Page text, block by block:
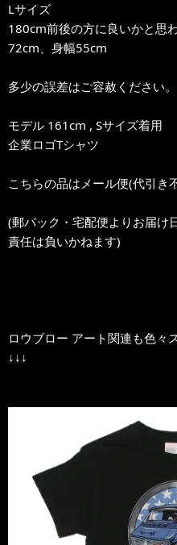
Lサイズ
180cm前後の方に良いかと思
72cm、身幅55cm
多少の誤差はご容赦ください。
モデル 161cm , Sサイズ着用
企業ロゴTシャツ
こちらの品はメール便(代引き
(郵パック・宅配便よりお届け
責任は負いかねます)
ロウブロー アート関連も色々
↓↓↓